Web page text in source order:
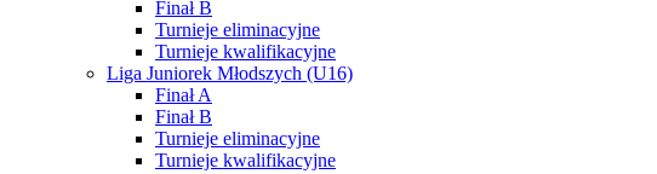
Finał B
Turnieje eliminacyjne
Turnieje kwalifikacyjne
Liga Juniorek Młodszych (U16)
Finał A
Finał B
Turnieje eliminacyjne
Turnieje kwalifikacyjne